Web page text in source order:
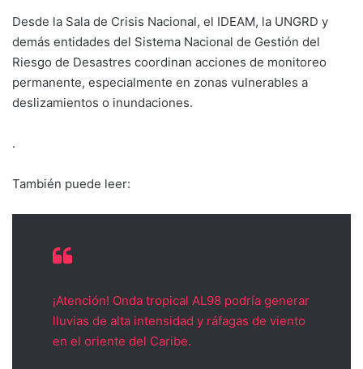
Desde la Sala de Crisis Nacional, el IDEAM, la UNGRD y
demás entidades del Sistema Nacional de Gestión del
Riesgo de Desastres coordinan acciones de monitoreo
permanente, especialmente en zonas vulnerables a
deslizamientos o inundaciones.
.
También puede leer:
¡Atención! Onda tropical AL98 podría generar
lluvias de alta intensidad y ráfagas de viento
en el oriente del Caribe.